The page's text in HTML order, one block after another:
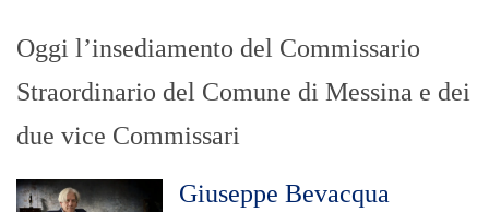
Oggi l’insediamento del Commissario
Straordinario del Comune di Messina e dei
due vice Commissari
Giuseppe Bevacqua